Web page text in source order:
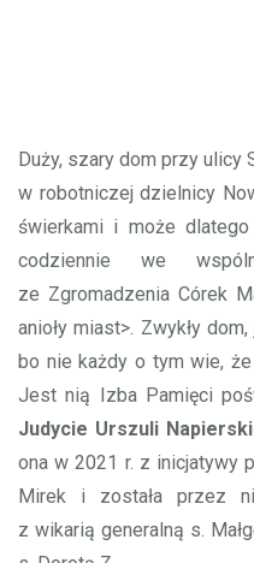
Duży, szary dom przy ulicy
w robotniczej dzielnicy
świerkami i może
codziennie we
ze Zgromadzenia Córek
anioły miast>. Zwykły
bo nie każdy o tym wie,
Jest nią Izba Pamięci
Judycie Urszuli
ona w 2021 r. z inicjatywy
Mirek i została przez
z wikarią generalną s.